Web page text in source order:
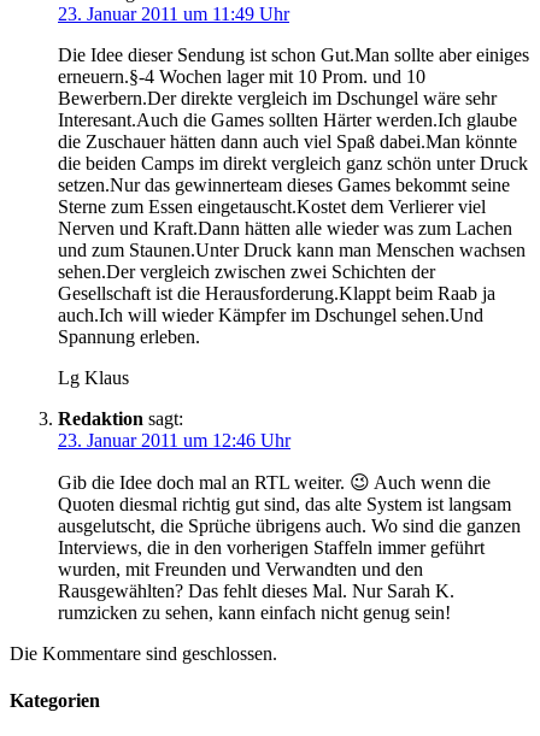
23. Januar 2011 um 11:49 Uhr
Die Idee dieser Sendung ist schon Gut.Man sollte aber einiges
erneuern.§-4 Wochen lager mit 10 Prom. und 10
Bewerbern.Der direkte vergleich im Dschungel wäre sehr
Interesant.Auch die Games sollten Härter werden.Ich glaube
die Zuschauer hätten dann auch viel Spaß dabei.Man könnte
die beiden Camps im direkt vergleich ganz schön unter Druck
setzen.Nur das gewinnerteam dieses Games bekommt seine
Sterne zum Essen eingetauscht.Kostet dem Verlierer viel
Nerven und Kraft.Dann hätten alle wieder was zum Lachen
und zum Staunen.Unter Druck kann man Menschen wachsen
sehen.Der vergleich zwischen zwei Schichten der
Gesellschaft ist die Herausforderung.Klappt beim Raab ja
auch.Ich will wieder Kämpfer im Dschungel sehen.Und
Spannung erleben.
Lg Klaus
Redaktion sagt:
23. Januar 2011 um 12:46 Uhr
Gib die Idee doch mal an RTL weiter. 😉 Auch wenn die
Quoten diesmal richtig gut sind, das alte System ist langsam
ausgelutscht, die Sprüche übrigens auch. Wo sind die ganzen
Interviews, die in den vorherigen Staffeln immer geführt
wurden, mit Freunden und Verwandten und den
Rausgewählten? Das fehlt dieses Mal. Nur Sarah K.
rumzicken zu sehen, kann einfach nicht genug sein!
Die Kommentare sind geschlossen.
Kategorien